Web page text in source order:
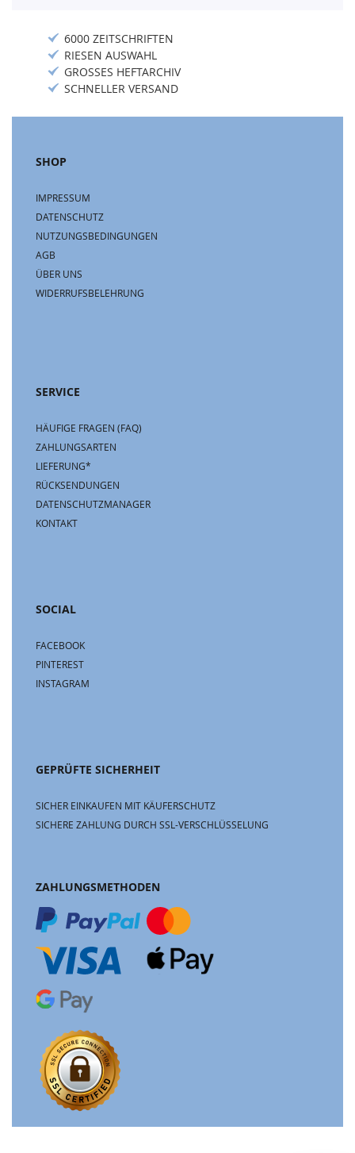
6000 ZEITSCHRIFTEN
RIESEN AUSWAHL
GROSSES HEFTARCHIV
SCHNELLER VERSAND
SHOP
IMPRESSUM
DATENSCHUTZ
NUTZUNGSBEDINGUNGEN
AGB
ÜBER UNS
WIDERRUFSBELEHRUNG
SERVICE
HÄUFIGE FRAGEN (FAQ)
ZAHLUNGSARTEN
LIEFERUNG*
RÜCKSENDUNGEN
DATENSCHUTZMANAGER
KONTAKT
SOCIAL
FACEBOOK
PINTEREST
INSTAGRAM
GEPRÜFTE SICHERHEIT
SICHER EINKAUFEN MIT KÄUFERSCHUTZ
SICHERE ZAHLUNG DURCH SSL-VERSCHLÜSSELUNG
ZAHLUNGSMETHODEN